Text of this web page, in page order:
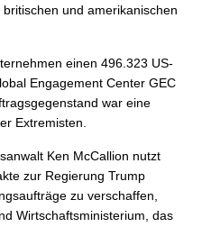
und amerikanischen
einen 496.323 US-
Engagement Center GEC
war eine
Extremisten.
Ken McCallion nutzt
zur Regierung Trump
zu verschaffen,
Wirtschaftsministerium, das